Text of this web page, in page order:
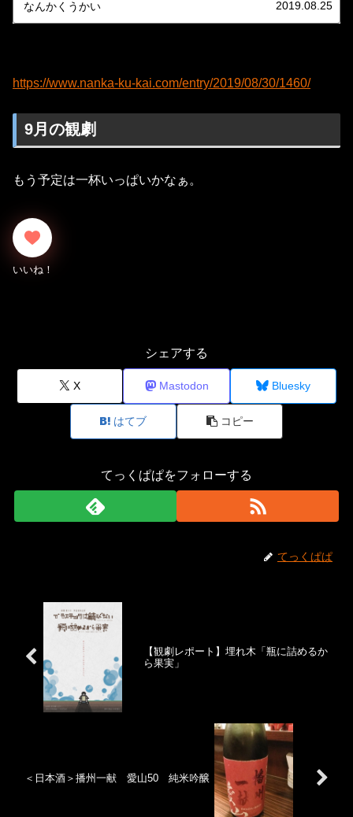
なんかくうかい 2019.08.25
https://www.nanka-ku-kai.com/entry/2019/08/30/1460/
9月の観劇
もう予定は一杯いっぱいかなぁ。
シェアする
X Mastodon Bluesky
はてブ コピー
てっくぱぱをフォローする
てっくぱぱ
【観劇レポート】埋れ木「瓶に詰めるか
ら果実」
＜日本酒＞播州一献 愛山50 純米吟醸